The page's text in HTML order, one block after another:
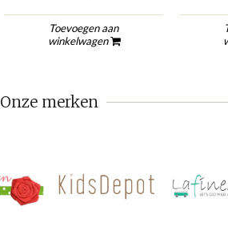
Toevoegen aan
winkelwagen
Onze merken